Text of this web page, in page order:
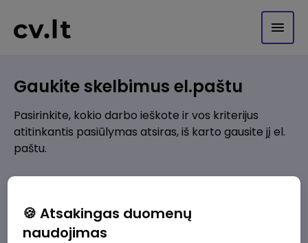
Gaukite skelbimus el.paštu
Pasirinkite, kokio darbo ieškote ir vos kriterijus
atitinkantis pasiūlymas atsiras, iš karto gausite jį el.
paštu.
Pridėti naują
🍪 Atsakingas duomenų
naudojimas